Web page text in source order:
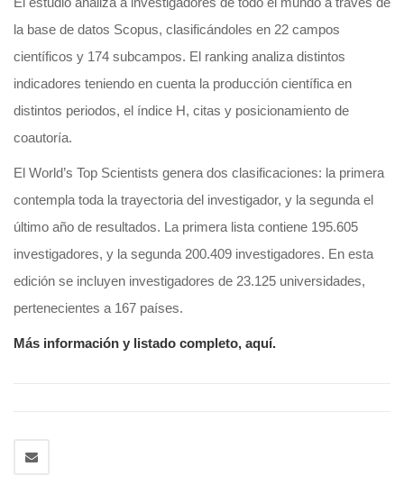
la base de datos Scopus, clasificándoles en 22 campos
científicos y 174 subcampos. El ranking analiza distintos
indicadores teniendo en cuenta la producción científica en
distintos periodos, el índice H, citas y posicionamiento de
coautoría.
El World’s Top Scientists genera dos clasificaciones: la primera
contempla toda la trayectoria del investigador, y la segunda el
último año de resultados. La primera lista contiene 195.605
investigadores, y la segunda 200.409 investigadores. En esta
edición se incluyen investigadores de 23.125 universidades,
pertenecientes a 167 países.
Más información y listado completo, aquí.